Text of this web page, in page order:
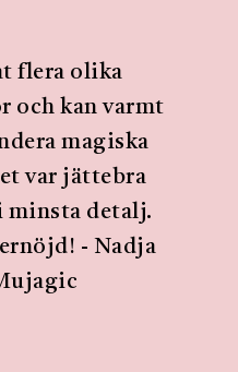
flera olika
och kan varmt
magiska
var jättebra
minsta detalj.
- Nadja